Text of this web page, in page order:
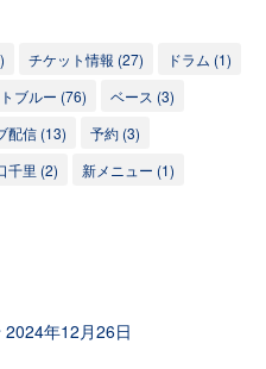
チケット情報 (27) ドラム (1)
ブルー (76) ベース (3)
配信 (13) 予約 (3)
千里 (2) 新メニュー (1)
2024年12月26日